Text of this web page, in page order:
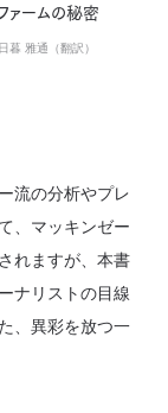
ァームの秘密
暮 雅通（翻訳）
流の分析やプレ
、マッキンゼー
れますが、本書
ナリストの目線
、異彩を放つ一